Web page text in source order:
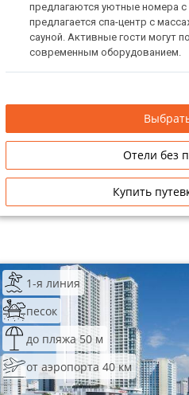
предлагаются уютные номера с
предлагается спа-центр с
сауной. Активные гости могут
современным оборудованием.
Отели без
Купить
1-я линия
песок
до пляжа 50 м
от аэропорта 40 км